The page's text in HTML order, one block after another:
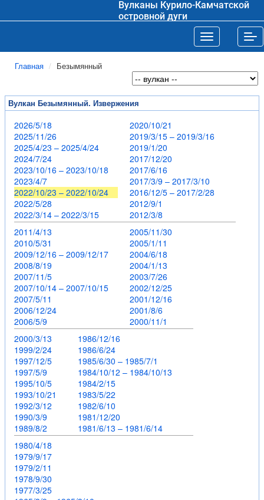
Вулканы Курило-Камчатской
островной дуги
Toggle
Главная Безымянный
Вулкан Безымянный. Извержения
2026/5/18
2025/11/26
2025/4/23 – 2025/4/24
2024/7/24
2023/10/16 – 2023/10/18
2023/4/7
2022/10/23 – 2022/10/24
2022/5/28
2022/3/14 – 2022/3/15
2020/10/21
2019/3/15 – 2019/3/16
2019/1/20
2017/12/20
2017/6/16
2017/3/9 – 2017/3/10
2016/12/5 – 2017/2/28
2012/9/1
2012/3/8
2011/4/13
2010/5/31
2009/12/16 – 2009/12/17
2008/8/19
2007/11/5
2007/10/14 – 2007/10/15
2007/5/11
2006/12/24
2006/5/9
2005/11/30
2005/1/11
2004/6/18
2004/1/13
2003/7/26
2002/12/25
2001/12/16
2001/8/6
2000/11/1
2000/3/13
1999/2/24
1997/12/5
1997/5/9
1995/10/5
1993/10/21
1992/3/12
1990/3/9
1989/8/2
1986/12/16
1986/6/24
1985/6/30 – 1985/7/1
1984/10/12 – 1984/10/13
1984/2/15
1983/5/22
1982/6/10
1981/12/20
1981/6/13 – 1981/6/14
1980/4/18
1979/9/17
1979/2/11
1978/9/30
1977/3/25